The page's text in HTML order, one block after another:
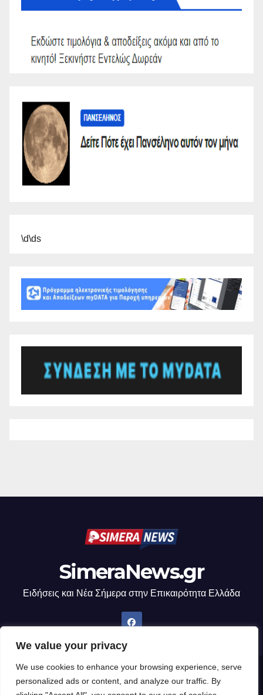
We value your privacy
We use cookies to enhance your browsing experience, serve
personalized ads or content, and analyze our traffic. By
\d\ds
SimeraNews.gr
Ειδήσεις και Νέα Σήμερα στην Επικαιρότητα Ελλάδα
Δημιουργήθηκε από το digital2000 με την Υποστήριξη του WordPress
Θέμα: Newsup απόThemeansar.